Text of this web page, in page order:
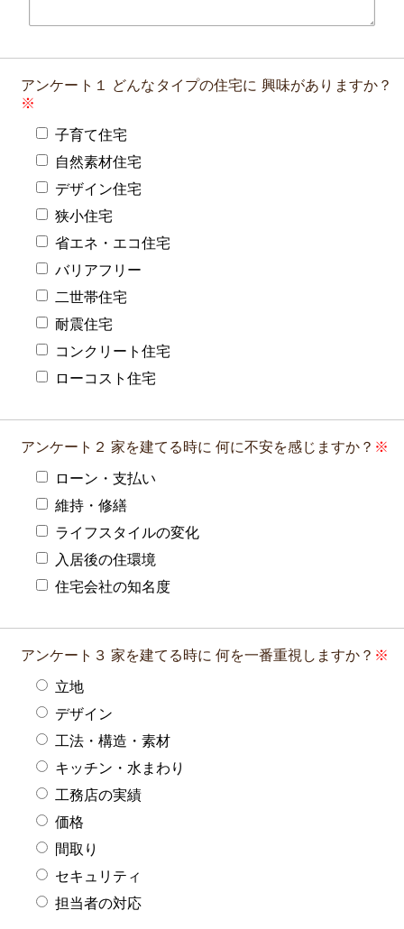
アンケート１ どんなタイプの住宅に 興味がありますか？
子育て住宅
自然素材住宅
デザイン住宅
狭小住宅
省エネ・エコ住宅
バリアフリー
二世帯住宅
耐震住宅
コンクリート住宅
ローコスト住宅
アンケート２ 家を建てる時に 何に不安を感じますか？
ローン・支払い
維持・修繕
ライフスタイルの変化
入居後の住環境
住宅会社の知名度
アンケート３ 家を建てる時に 何を一番重視しますか？
立地
デザイン
工法・構造・素材
キッチン・水まわり
工務店の実績
価格
間取り
セキュリティ
担当者の対応